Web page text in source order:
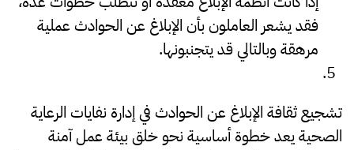
فقد يشعر العاملون بأن الإبلاغ عن الحوادث عملية
مرهقة وبالتالي قد يتجنبونها.
تشجيع ثقافة الإبلاغ عن الحوادث في إدارة نفايات الرعاية
الصحية يعد خطوة أساسية نحو خلق بيئة عمل آمنة